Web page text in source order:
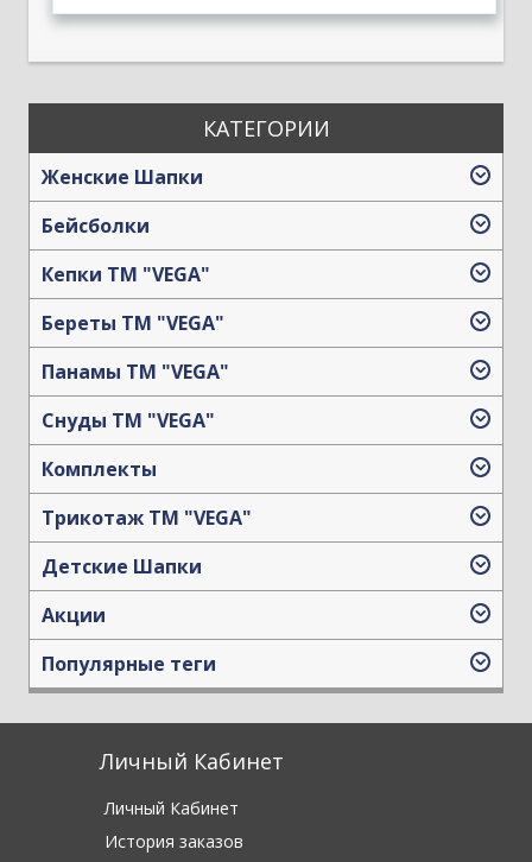
КАТЕГОРИИ
Женские Шапки
Бейсболки
Кепки TM "VEGA"
Береты TM "VEGA"
Панамы TM "VEGA"
Снуды ТМ "VEGA"
Комплекты
Трикотаж TM "VEGA"
Детские Шапки
Акции
Популярные теги
Личный Кабинет
Личный Кабинет
История заказов